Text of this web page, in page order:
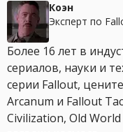
Коэн
Эксперт по
Более 16 лет в
сериалов, науки и
серии Fallout,
Arcanum и Fallout
Civilization, Old